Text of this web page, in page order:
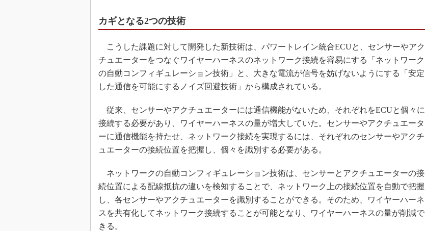
カギとなる2つの技術
こうした課題に対して開発した新技術は、パワートレイン統合ECUと、センサーやアク
チュエーターをつなぐワイヤーハーネスのネットワーク接続を容易にする「ネットワーク
の自動コンフィギュレーション技術」と、大きな電流が信号を妨げないようにする「安定
した通信を可能にするノイズ回避技術」から構成されている。
従来、センサーやアクチュエーターには通信機能がないため、それぞれをECUと個々に
接続する必要があり、ワイヤーハーネスの量が増大していた。センサーやアクチュエータ
ーに通信機能を持たせ、ネットワーク接続を実現するには、それぞれのセンサーやアクチ
ュエーターの接続位置を把握し、個々を識別する必要がある。
ネットワークの自動コンフィギュレーション技術は、センサーとアクチュエーターの接
続位置による配線抵抗の違いを検知することで、ネットワーク上の接続位置を自動で把握
し、各センサーやアクチュエーターを識別することができる。そのため、ワイヤーハーネ
スを共有化してネットワーク接続することが可能となり、ワイヤーハーネスの量が削減で
きる。